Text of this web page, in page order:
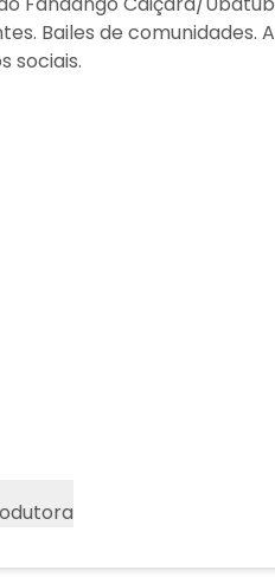
Bailes de comunidades.
sociais.